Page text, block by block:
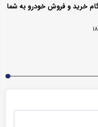
خرید و فروش خودرو به شما